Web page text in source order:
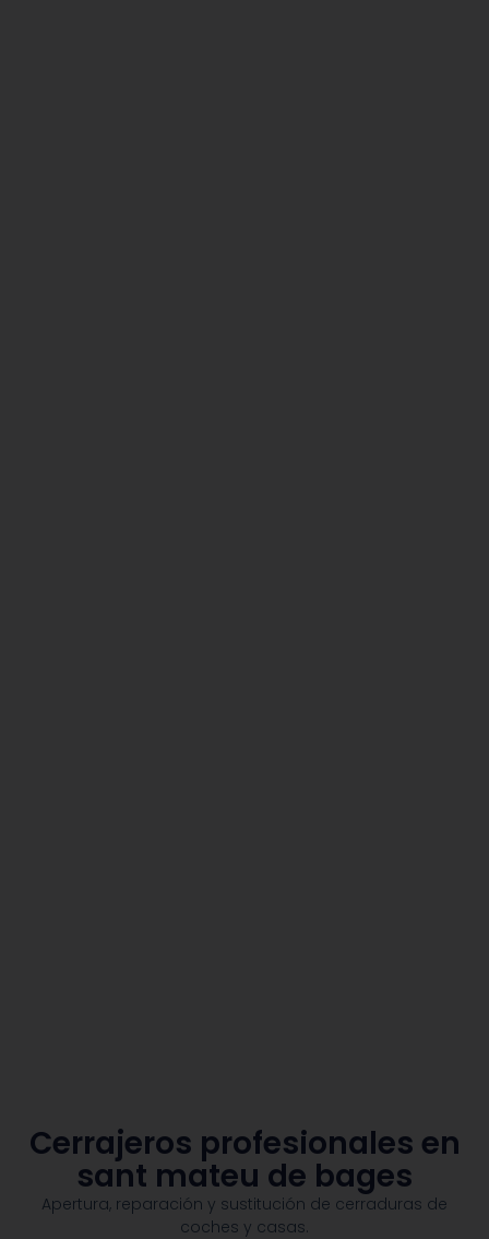
Cerrajeros profesionales en
sant mateu de bages
Apertura, reparación y sustitución de cerraduras de
coches y casas.​